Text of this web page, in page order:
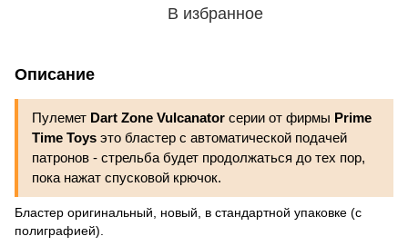
В избранное
Описание
Пулемет Dart Zone Vulcanator серии от фирмы Prime
Time Toys это бластер с автоматической подачей
патронов - стрельба будет продолжаться до тех пор,
пока нажат спусковой крючок.
Бластер оригинальный, новый, в стандартной упаковке (с
полиграфией).